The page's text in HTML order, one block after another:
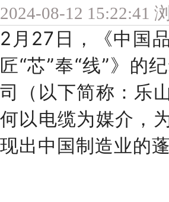
2024-08-12 15:22:41
2月27日，《中国
匠“芯”奉“线”》的
司（以下简称：乐
何以电缆为媒介，
现出中国制造业的